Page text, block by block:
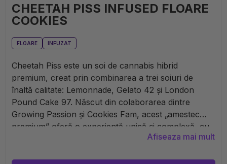
CHEETAH PISS INFUSED FLOARE
COOKIES
FLOARE INFUZAT
Cheetah Piss este un soi de cannabis hibrid
premium, creat prin combinarea a trei soiuri de
înaltă calitate: Lemonnade, Gelato 42 și London
Pound Cake 97. Născut din colaborarea dintre
Growing Passion și Cookies Fam, acest „amestec
premium” oferă o experiență unică și complexă, cu
arome vibrante și fructate, însoțite de efecteAfiseaza mai mult